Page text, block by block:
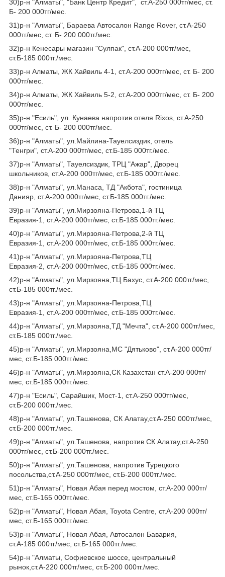
30)р-н "Алматы", "Банк Центр Кредит", ст.А-250 000тг/мес, ст.
Б- 200 000тг/мес.
31)р-н "Алматы", Бараева Автосалон Range Rover, ст.А-250
000тг/мес, ст. Б- 200 000тг/мес.
32)р-н Кенесары магазин "Сулпак", ст.А-200 000тг/мес,
ст.Б-185 000тг./мес.
33)р-н Алматы, ЖК Хайвиль 4-1, ст.А-200 000тг/мес, ст. Б- 200
000тг/мес.
34)р-н Алматы, ЖК Хайвиль 5-2, ст.А-200 000тг/мес, ст. Б- 200
000тг/мес.
35)р-н "Есиль", ул. Кунаева напротив отеля Rixos, ст.А-250
000тг/мес, ст. Б- 200 000тг/мес.
36)р-н "Алматы", ул.Майлина-Тауелсиздик, отель
"Тенгри", ст.А-200 000тг/мес, ст.Б-185 000тг./мес.
37)р-н "Алматы", Тауелсиздик, ТРЦ "Ажар", Дворец
школьников, ст.А-200 000тг/мес, ст.Б-185 000тг./мес.
38)р-н "Алматы", ул.Манаса, ТД "Акбота", гостиница
Данияр, ст.А-200 000тг/мес, ст.Б-185 000тг./мес.
39)р-н "Алматы", ул.Мирзояна-Петрова,1-й ТЦ
Евразия-1, ст.А-200 000тг/мес, ст.Б-185 000тг./мес.
40)р-н "Алматы", ул.Мирзояна-Петрова,2-й ТЦ
Евразия-1, ст.А-200 000тг/мес, ст.Б-185 000тг./мес.
41)р-н "Алматы", ул.Мирзояна-Петрова,ТЦ
Евразия-2, ст.А-200 000тг/мес, ст.Б-185 000тг./мес.
42)р-н "Алматы", ул.Мирзояна,ТЦ Бахус, ст.А-200 000тг/мес,
ст.Б-185 000тг./мес.
43)р-н "Алматы", ул.Мирзояна-Петрова,ТЦ
Евразия-1, ст.А-200 000тг/мес, ст.Б-185 000тг./мес.
44)р-н "Алматы", ул.Мирзояна,ТД "Мечта", ст.А-200 000тг/мес,
ст.Б-185 000тг./мес.
45)р-н "Алматы", ул.Мирзояна,МС "Дятьково", ст.А-200 000тг/
мес, ст.Б-185 000тг./мес.
46)р-н "Алматы", ул.Мирзояна,СК Казахстан ст.А-200 000тг/
мес, ст.Б-185 000тг./мес.
47)р-н "Есиль", Сарайшик, Мост-1, ст.А-250 000тг/мес,
ст.Б-200 000тг./мес.
48)р-н "Алматы", ул.Ташенова, СК Алатау,ст.А-250 000тг/мес,
ст.Б-200 000тг./мес.
49)р-н "Алматы", ул.Ташенова, напротив СК Алатау,ст.А-250
000тг/мес, ст.Б-200 000тг./мес.
50)р-н "Алматы", ул.Ташенова, напротив Турецкого
посольства,ст.А-250 000тг/мес, ст.Б-200 000тг./мес.
51)р-н "Алматы", Новая Абая перед мостом, ст.А-200 000тг/
мес, ст.Б-165 000тг./мес.
52)р-н "Алматы", Новая Абая, Toyota Centre, ст.А-200 000тг/
мес, ст.Б-165 000тг./мес.
53)р-н "Алматы", Новая Абая, Автосалон Бавария,
ст.А-185 000тг/мес, ст.Б-165 000тг./мес.
54)р-н "Алматы, Софиевское шоссе, центральный
рынок,ст.А-220 000тг/мес, ст.Б-200 000тг./мес.